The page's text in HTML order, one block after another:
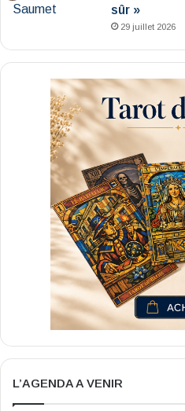
sûr »
29 juillet 2026
L’AGENDA A VENIR